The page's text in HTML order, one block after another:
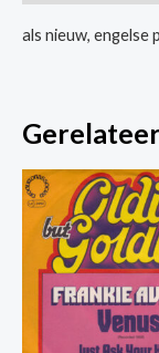
Princess
als nieuw, engelse